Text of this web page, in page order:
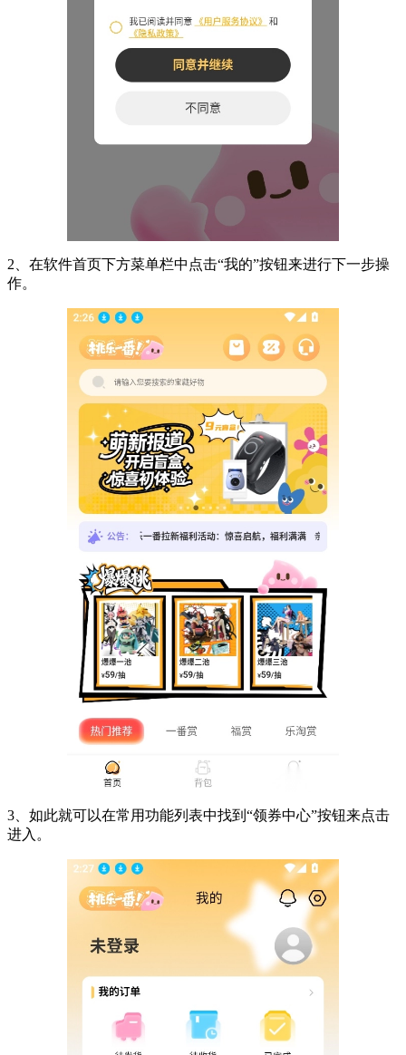
2、在软件首页下方菜单栏中点击“我的”按钮来进行下一步操
作。
3、如此就可以在常用功能列表中找到“领券中心”按钮来点击
进入。